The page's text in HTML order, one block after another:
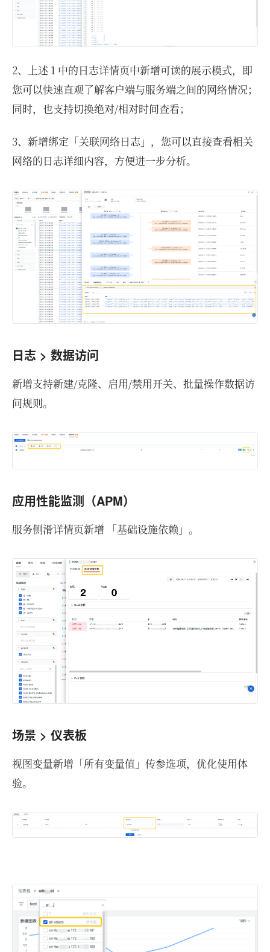
2、上述 1 中的日志详情页中新增可读的展示模式，即
您可以快速直观了解客户端与服务端之间的网络情况；
同时，也支持切换绝对/相对时间查看；
3、新增绑定「关联网络日志」，您可以直接查看相关
网络的日志详细内容，方便进一步分析。
日志 > 数据访问
新增支持新建/克隆、启用/禁用开关、批量操作数据访
问规则。
应用性能监测（APM）
服务侧滑详情页新增 「基础设施依赖」。
场景 > 仪表板
视图变量新增「所有变量值」传参选项，优化使用体
验。